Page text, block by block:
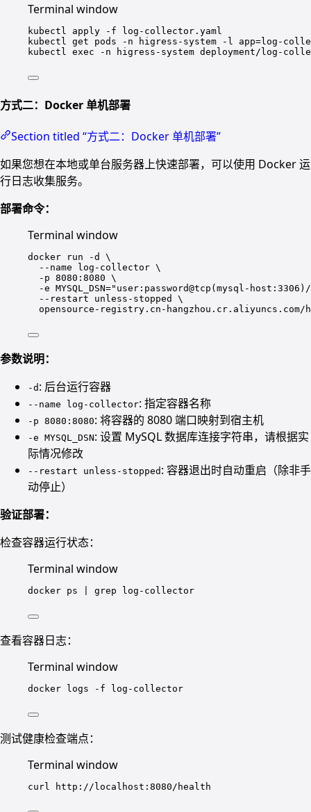
Terminal window
kubectl apply -f
log-collector.yaml
kubectl
get pods -n higress-system -l
app=log-
kubectl
exec -n higress-system deployment/log-
方式二：Docker 单机部署
Section titled “方式二：Docker 单机部署”
如果您想在本地或单台服务器上快速部署，可以使用 Docker 运
行日志收集服务。
部署命令：
Terminal window
docker run -d
\
--name
log-collector \
-p 8080:8080 \
-e MYSQL_DSN="user:password@tcp(mysql-
--restart
unless-stopped
\
opensource-registry.cn-
参数说明：
-d : 后台运行容器
--name log-collector: 指定容器名称
-p 8080:8080: 将容器的 8080 端口映射到宿主机
-e MYSQL_DSN: 设置 MySQL 数据库连接字符串，请根据实
际情况修改
--restart unless-stopped : 容器退出时自动重启（除非手
动停止）
验证部署：
检查容器运行状态：
Terminal window
docker ps grep log-collector
查看容器日志：
Terminal window
docker logs -f log-collector
测试健康检查端点：
Terminal window
curl http://localhost:8080/health